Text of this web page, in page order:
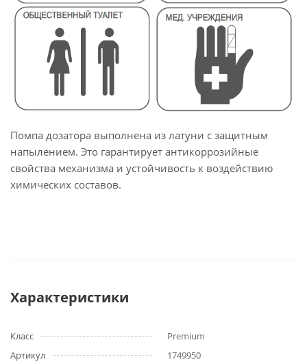
Помпа дозатора выполнена из латуни с защитным
напылением. Это гарантирует антикоррозийные
свойства механизма и устойчивость к воздействию
химических составов.
Характеристики
Класс
Premium
Артикул
1749950